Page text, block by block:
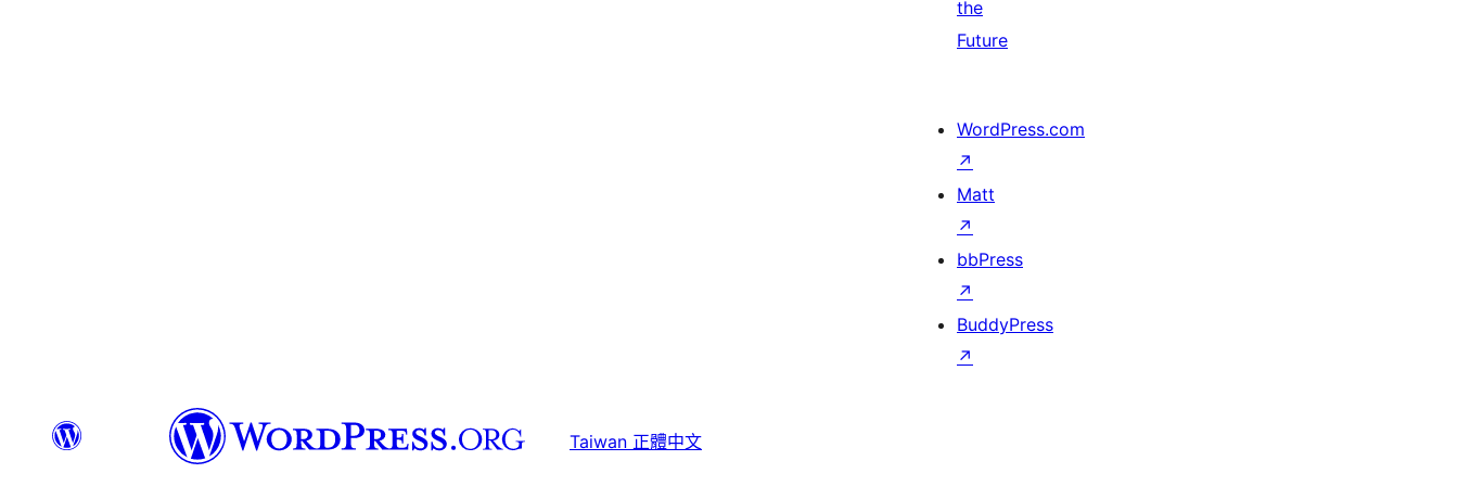
the
Future
WordPress.com
↗
Matt
↗
bbPress
↗
BuddyPress
↗
Taiwan 正體中文